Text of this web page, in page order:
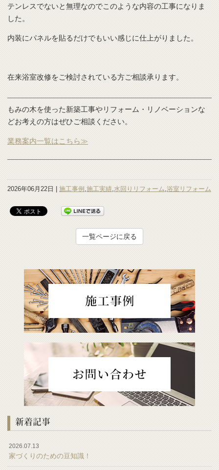
テンレスでないと無理なのでこのような内容の工事になりま
した。
内装にパネルを貼るだけでもいい感じに仕上がりました。
在来浴室改修をご検討されている方ご相談承ります。
もみの木を使った新築工事やリフォーム・リノベーションな
どお考えの方はぜひご相談ください。
業務案内一覧はこちら≫
2026年06月22日 | 施工事例 ,施工実績,水回りリフォーム,浴室リフォーム
一覧ページに戻る
新着記事
2026.07.13
家づくりのための豆知識！